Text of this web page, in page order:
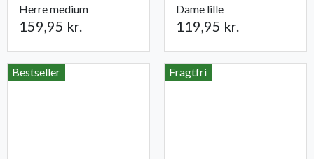
Herre medium
159,95 kr.
Dame lille
119,95 kr.
Bestseller Fragtfri